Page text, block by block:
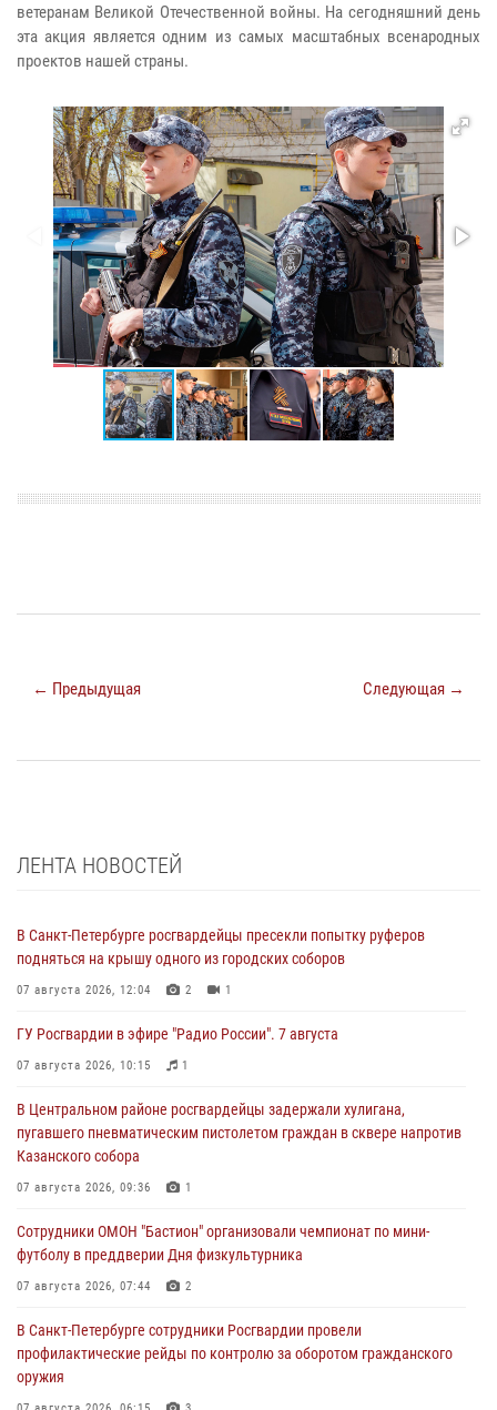
ветеранам Великой Отечественной войны. На сегодняшний день
эта акция является одним из самых масштабных всенародных
проектов нашей страны.
← Предыдущая Следующая →
ЛЕНТА НОВОСТЕЙ
В Санкт-Петербурге росгвардейцы пресекли попытку руферов
подняться на крышу одного из городских соборов
07 августа 2026, 12:04 2 1
ГУ Росгвардии в эфире "Радио России". 7 августа
07 августа 2026, 10:15 1
В Центральном районе росгвардейцы задержали хулигана,
пугавшего пневматическим пистолетом граждан в сквере напротив
Казанского собора
07 августа 2026, 09:36 1
Сотрудники ОМОН "Бастион" организовали чемпионат по мини-
футболу в преддверии Дня физкультурника
07 августа 2026, 07:44 2
В Санкт-Петербурге сотрудники Росгвардии провели
профилактические рейды по контролю за оборотом гражданского
оружия